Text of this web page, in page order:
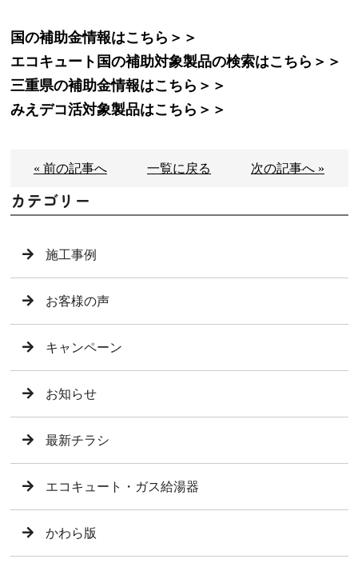
国の補助金情報はこちら＞＞
エコキュート国の補助対象製品の検索はこちら＞＞
三重県の補助金情報はこちら＞＞
みえデコ活対象製品はこちら＞＞
« 前の記事へ 一覧に戻る 次の記事へ »
カテゴリー
施工事例
お客様の声
キャンペーン
お知らせ
最新チラシ
エコキュート・ガス給湯器
かわら版